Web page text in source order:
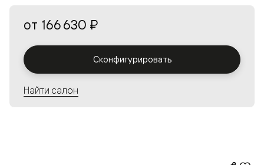
от 166 630 ₽
Сконфигурировать
Найти салон